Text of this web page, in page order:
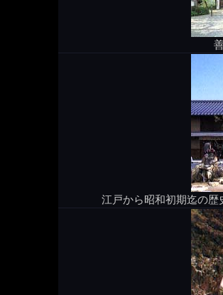
江戸から昭和初期迄の歴